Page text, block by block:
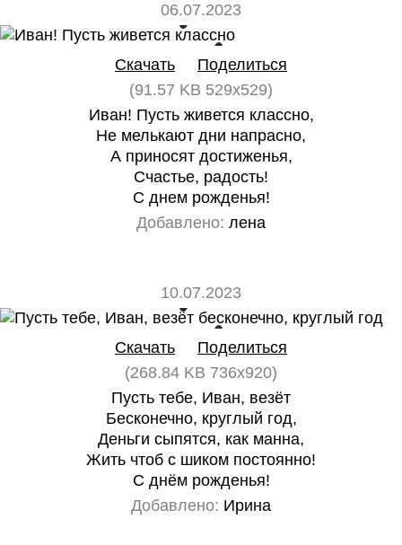
06.07.2023
0 0
Скачать
Поделиться
(91.57 KB 529x529)
Иван! Пусть живется классно,
Не мелькают дни напрасно,
А приносят достиженья,
Счастье, радость!
С днем рожденья!
Добавлено: лена
10.07.2023
0 0
Скачать
Поделиться
(268.84 KB 736x920)
Пусть тебе, Иван, везёт
Бесконечно, круглый год,
Деньги сыпятся, как манна,
Жить чтоб с шиком постоянно!
С днём рожденья!
Добавлено: Ирина